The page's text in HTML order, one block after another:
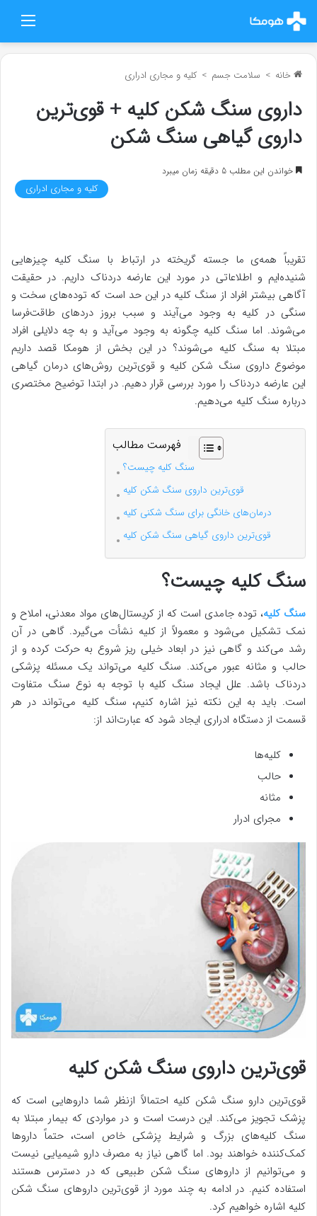
خانه > سلامت جسم > کلیه و مجاری ادراری
داروی سنگ شکن کلیه + قوی‌ترین
داروی گیاهی سنگ شکن
خواندن این مطلب 5 دقیقه زمان میبرد
کلیه و مجاری ادراری
تقریباً همه‌ی ما جسته گریخته در ارتباط با سنگ کلیه چیزهایی
شنیده‌ایم و اطلاعاتی در مورد این عارضه دردناک داریم. در حقیقت
آگاهی بیشتر افراد از سنگ کلیه در این حد است که توده‌های سخت و
سنگی در کلیه به وجود می‌آیند و سبب بروز دردهای طاقت‌فرسا
می‌شوند. اما سنگ کلیه چگونه به وجود می‌آید و به چه دلایلی افراد
مبتلا به سنگ کلیه می‌شوند؟ در این بخش از هومکا قصد داریم
موضوع داروی سنگ شکن کلیه و قوی‌ترین روش‌های درمان گیاهی
این عارضه دردناک را مورد بررسی قرار دهیم. در ابتدا توضیح مختصری
درباره سنگ کلیه می‌دهیم.
فهرست مطالب
سنگ کلیه چیست؟
قوی‌ترین داروی سنگ شکن کلیه
درمان‌های خانگی برای سنگ شکنی کلیه
قوی‌ترین داروی گیاهی سنگ شکن کلیه
سنگ کلیه چیست؟
سنگ کلیه، توده‌ جامدی است که از کریستال‌های مواد معدنی، املاح و
نمک تشکیل می‌شود و معمولاً از کلیه نشأت می‌گیرد. گاهی در آن
رشد می‌کند و گاهی نیز در ابعاد خیلی ریز شروع به حرکت کرده و از
حالب و مثانه عبور می‌کند. سنگ کلیه می‌تواند یک مسئله پزشکی
دردناک باشد. علل ایجاد سنگ کلیه با توجه به نوع سنگ متفاوت
است. باید به این نکته نیز اشاره کنیم، سنگ کلیه می‌تواند در هر
قسمت از دستگاه ادراری ایجاد شود که عبارت‌اند از:
کلیه‌ها
حالب‌
مثانه
مجرای ادرار
قوی‌ترین داروی سنگ شکن کلیه
قوی‌ترین دارو سنگ شکن کلیه احتمالاً ازنظر شما داروهایی است که
پزشک تجویز می‌کند. این درست است و در مواردی که بیمار مبتلا به
سنگ کلیه‌های بزرگ و شرایط پزشکی خاص است، حتماً داروها
کمک‌کننده خواهند بود. اما گاهی نیاز به مصرف دارو شیمیایی نیست
و می‌توانیم از داروهای سنگ شکن طبیعی که در دسترس هستند
استفاده کنیم. در ادامه به چند مورد از قوی‌ترین داروهای سنگ شکن
کلیه اشاره خواهیم کرد.